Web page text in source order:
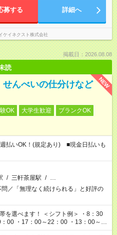
募する 詳細へ
ケイネクスト株式会社
掲載日：2026.08.08
読
NEW
せんべいの仕分けなど
OK 大学生歓迎
ブランクOK
払いOK！(規定あり) ■現金日払いも
/ 三軒茶屋駅 / …
／「無理なく続けられる」と好評の
00 ・17：00～22：00 ・13：00～
00 など